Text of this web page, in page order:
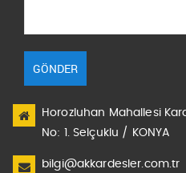
GÖNDER
Horozluhan Mahallesi
No: 1. Selçuklu / KONYA
bilgi@akkardesler.com.tr